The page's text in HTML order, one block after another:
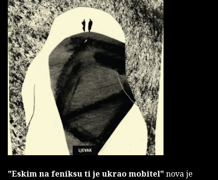
"Eskim na feniksu ti je ukrao mobitel" nova je